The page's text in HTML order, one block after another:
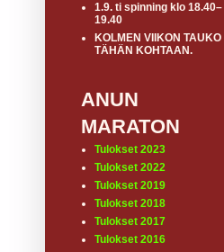
1.9. ti spinning klo 18.40–
19.40
KOLMEN VIIKON TAUKO
TÄHÄN KOHTAAN.
ANUN
MARATON
Tulokset 2023
Tulokset 2022
Tulokset 2019
Tulokset 2018
Tulokset 2017
Tulokset 2016